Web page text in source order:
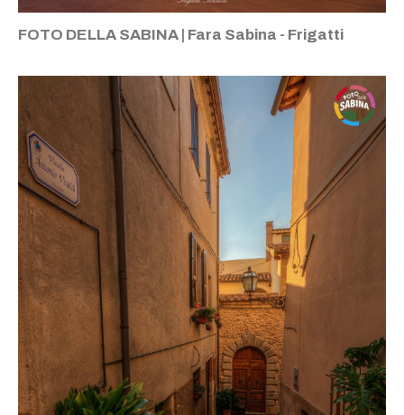
FOTO DELLA SABINA | Fara Sabina - Frigatti